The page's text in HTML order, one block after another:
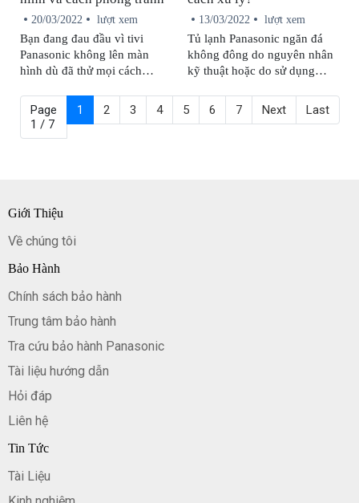
20/03/2022
lượt xem
Bạn đang đau đầu vì tivi
Panasonic không lên màn
hình dù đã thử mọi cách
hệ ngay với trung tâm bảo
hành để được hỗ trợ sớm
nhất!
13/03/2022
lượt xem
Tủ lạnh Panasonic ngăn đá
không đông do nguyên nhân
kỹ thuật hoặc do sử dụng
nguyên nhân sẽ có cách khắc
Page
1 / 7
1 2 3 4 5 6 7 Next Last
Giới Thiệu
Về chúng tôi
Bảo Hành
Chính sách bảo hành
Trung tâm bảo hành
Tra cứu bảo hành Panasonic
Tài liệu hướng dẫn
Hỏi đáp
Liên hệ
Tin Tức
Tài Liệu